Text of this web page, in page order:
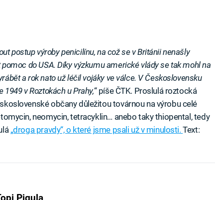
postup výroby penicilínu, na což se v Británii nenašly
do USA. Díky výzkumu americké vlády se tak mohl na
a rok nato už léčil vojáky ve válce. V Československu
v Roztokách u Prahy,“ píše ČTK. Proslulá roztocká
občany důležitou továrnou na výrobu celé
neomycin, tetracyklin… anebo taky thiopental, tedy
„droga pravdy“, o které jsme psali už v minulosti.Text: